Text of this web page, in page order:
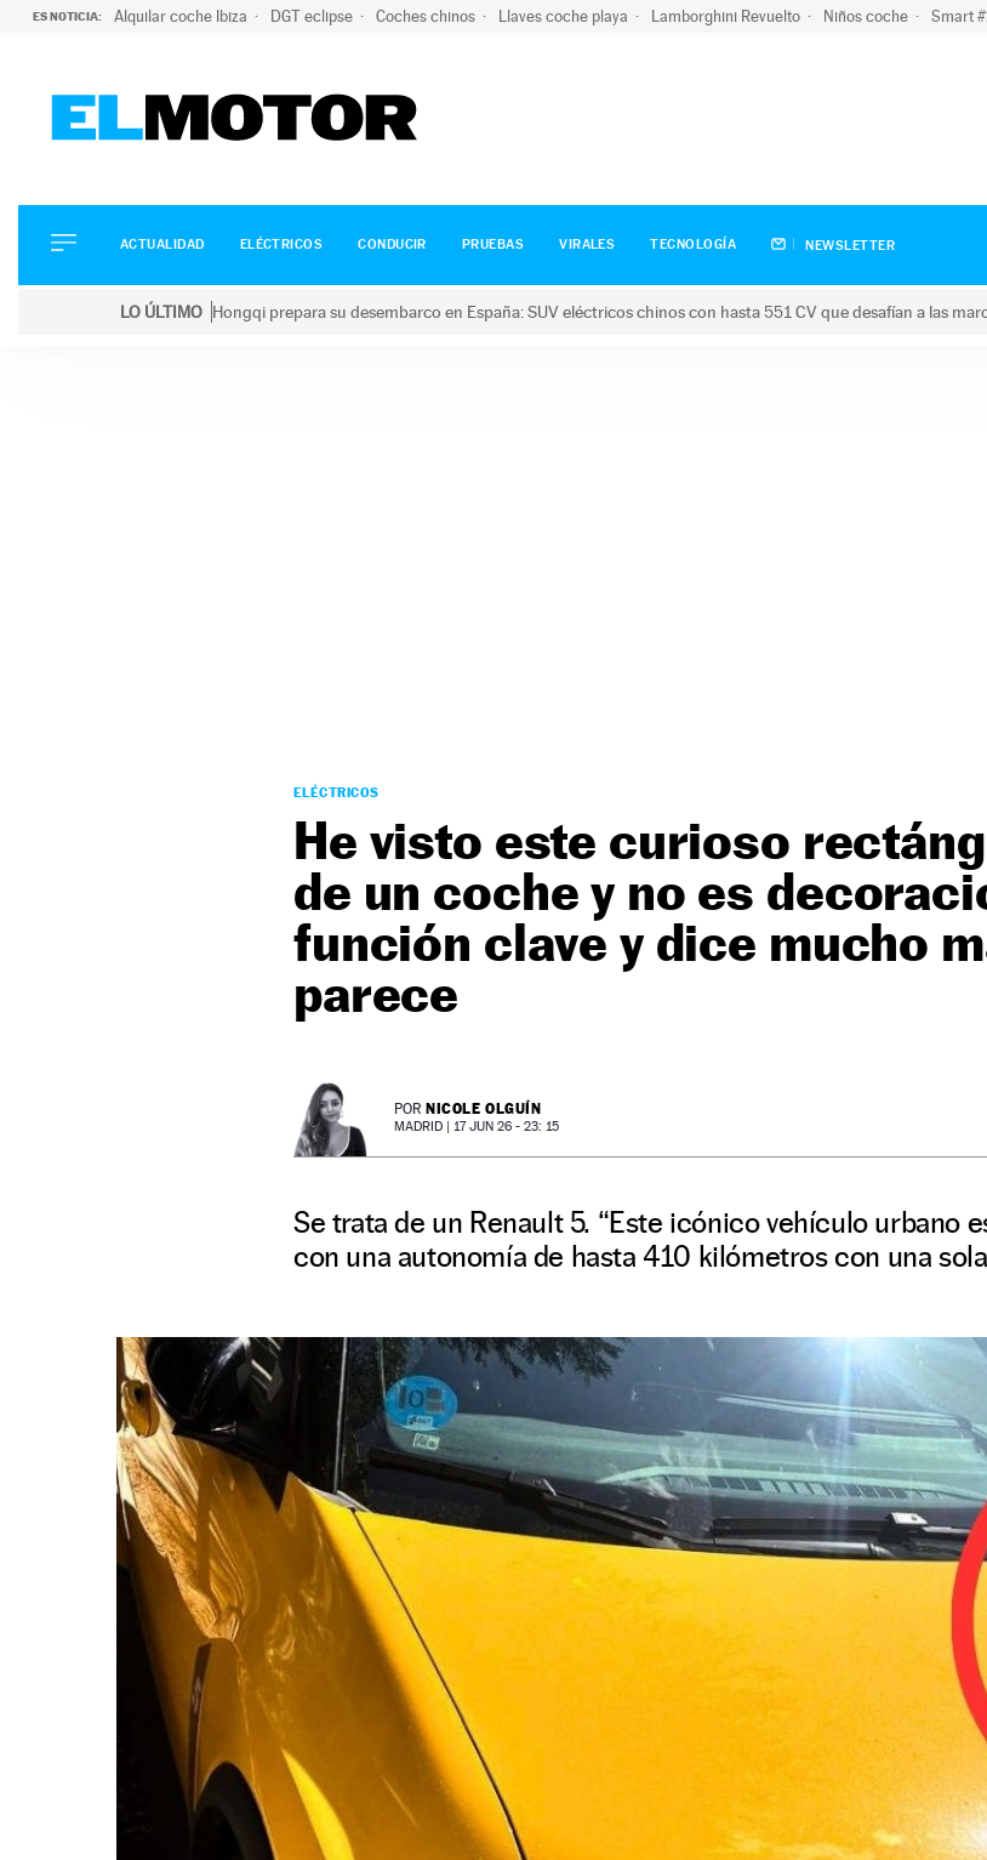
ES NOTICIA: Alquilar coche Ibiza DGT eclipse Coches chinos Llaves coche playa Lamborghini Revuelto Niños coche Smart
ELÉCTRICOS
CONDUCIR
ACTUALIDAD ELÉCTRICOS CONDUCIR PRUEBAS VIRALES TECNOLOGÍA NEWSLETTER
LO ÚLTIMO Hongqi prepara su desembarco en España: SUV eléctricos chinos con hasta 551 CV que desafían a las
ELÉCTRICOS
He visto este curioso
de un coche y no es
función clave y dice mucho
parece
POR NICOLE OLGUÍN
MADRID | 17 JUN 26 - 23: 15
Se trata de un Renault 5. “Este icónico vehículo urbano
con una autonomía de hasta 410 kilómetros con una